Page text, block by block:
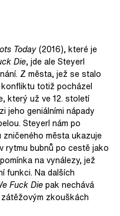
Today(2016), které je
Die, jde ale Steyerl
Z města, jež se stalo
totiž pocházel
který už ve 12. století
jeho geniálními nápady
Steyerl nám po
města ukazuje
rytmu bubnů po cestě jako
na vynálezy, jež
funkci. Na dalších
Fuck Diepak nechává
zkouškách